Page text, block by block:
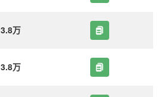
3.8万
3.8万